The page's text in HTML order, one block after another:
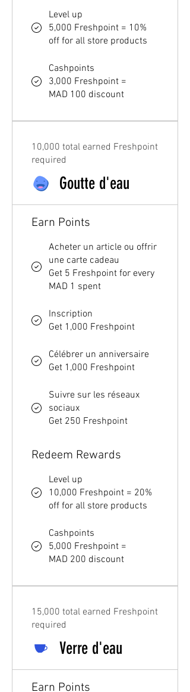
Level up
5,000 Freshpoint = 10%
off for all store products
Cashpoints
3,000 Freshpoint =
MAD 100 discount
Goutte d'eau
10,000 total earned Freshpoint
required
Earn Points
Acheter un article ou offrir
une carte cadeau
Get 5 Freshpoint for every
MAD 1 spent
Inscription
Get 1,000 Freshpoint
Célébrer un anniversaire
Get 1,000 Freshpoint
Suivre sur les réseaux
sociaux
Get 250 Freshpoint
Redeem Rewards
Level up
10,000 Freshpoint = 20%
off for all store products
Cashpoints
5,000 Freshpoint =
MAD 200 discount
Verre d'eau
15,000 total earned Freshpoint
required
Earn Points